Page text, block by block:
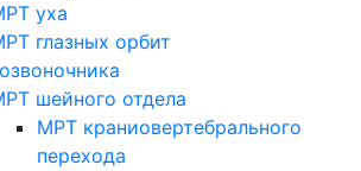
уха
глазных орбит
шейного отдела
МРТ краниовертебрального
перехода